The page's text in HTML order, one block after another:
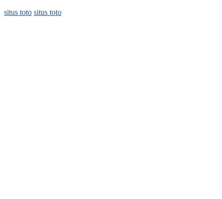
situs toto situs toto